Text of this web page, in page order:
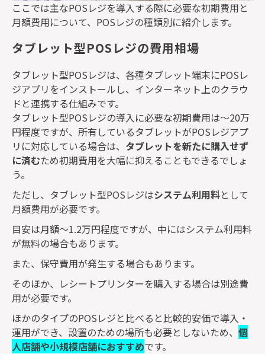
ここでは主なPOSレジを導入する際に必要な初期費用と
月額費用について、 POSレジの種類別に紹介します。
タブレット型POSレジの費用相場
タブレット型POSレジは、各種タブレット端末にPOSレ
ジアプリをインストールし、インターネット上のクラウ
ドと連携する仕組みです。
タブレット型POSレジの導入に必要な初期費用は～20万
円程度ですが、所有しているタブレットがPOSレジアプ
リに対応している場合は、 タブレットを新たに購入せず
に済むため初期費用を大幅に抑えることもできるでしょ
う。
ただし、タブレット型POSレジはシステム利用料として
月額費用が必要です。
目安は月額～1.2万円程度ですが、中にはシステム利用料
が無料の場合もあります。
また、保守費用が発生する場合もあります。
そのほか、レシートプリンターを購入する場合は別途費
用が必要です。
ほかのタイプのPOSレジと比べると比較的安価で導入・
運用ができ、設置のための場所も必要としないため、 個
人店舗や小規模店舗におすすめです。